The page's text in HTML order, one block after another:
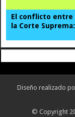
El conflicto entre
la Corte
Diseño realizado
© Copyright